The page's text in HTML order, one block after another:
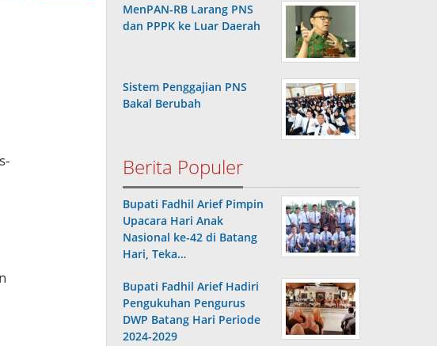
MenPAN-RB Larang PNS
dan PPPK ke Luar Daerah
Sistem Penggajian PNS
Bakal Berubah
Berita Populer
Bupati Fadhil Arief Pimpin
Upacara Hari Anak
Nasional ke-42 di Batang
Hari, Teka…
Bupati Fadhil Arief Hadiri
Pengukuhan Pengurus
DWP Batang Hari Periode
2024-2029